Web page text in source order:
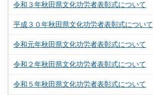
令和３年秋田県文化功労者表彰式について
平成３０年秋田県文化功労者表彰式について
令和元年秋田県文化功労者表彰式について
令和２年秋田県文化功労者表彰式について
令和５年秋田県文化功労者表彰式について